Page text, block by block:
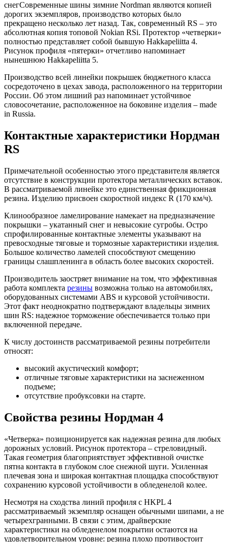
снегСовременные шины зимние Nordman являются копией
дорогих экземпляров, производство которых было
прекращено несколько лет назад. Так, современный RS – это
абсолютная копия топовой Nokian RSi. Протектор «четверки»
полностью представляет собой бывшую Hakkapeliitta 4.
Рисунок профиля «пятерки» отчетливо напоминает
нынешнюю Hakkapeliitta 5.
Производство всей линейки покрышек бюджетного класса
сосредоточено в цехах завода, расположенного на территории
России. Об этом лишний раз напоминает устойчивое
словосочетание, расположенное на боковине изделия – made
in Russia.
Контактные характеристики Нордман
RS
Примечательной особенностью этого представителя является
отсутствие в конструкции протектора металлических вставок.
В рассматриваемой линейке это единственная фрикционная
резина. Изделию присвоен скоростной индекс R (170 км/ч).
Клинообразное ламелирование намекает на предназначение
покрышки – укатанный снег и невысокие сугробы. Остро
спрофилированные контактные элементы указывают на
превосходные тяговые и тормозные характеристики изделия.
Большое количество ламелей способствуют смещению
границы слашпленинга в область более высоких скоростей.
Производитель заостряет внимание на том, что эффективная
работа комплекта резины возможна только на автомобилях,
оборудованных системами ABS и курсовой устойчивости.
Этот факт неоднократно подтверждают владельцы зимних
шин RS: надежное торможение обеспечивается только при
включенной передаче.
К числу достоинств рассматриваемой резины потребители
относят:
высокий акустический комфорт;
отличные тяговые характеристики на заснеженном
подъеме;
отсутствие пробуксовки на старте.
Свойства резины Нордман 4
«Четверка» позиционируется как надежная резина для любых
дорожных условий. Рисунок протектора – стреловидный.
Такая геометрия благоприятствует эффективной очистке
пятна контакта в глубоком слое снежной шуги. Усиленная
плечевая зона и широкая контактная площадка способствуют
сохранению курсовой устойчивости в обледенелой колее.
Несмотря на сходства линий профиля с HKPL 4
рассматриваемый экземпляр оснащен обычными шипами, а не
четырехгранными. В связи с этим, драйверские
характеристики на обледенелом покрытии остаются на
удовлетворительном уровне: резина плохо противостоит